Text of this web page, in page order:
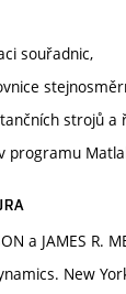
souřadnic,
strojů a
programu
a JAMES R.
New